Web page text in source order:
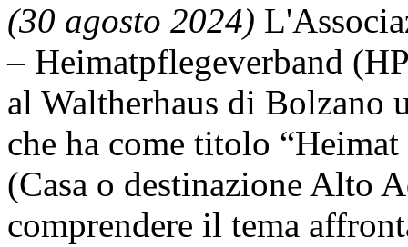
(30 agosto 2024)
– Heimatpflegeverband
al Waltherhaus di Bolzano
che ha come titolo
(Casa o destinazione Alto
comprendere il tema